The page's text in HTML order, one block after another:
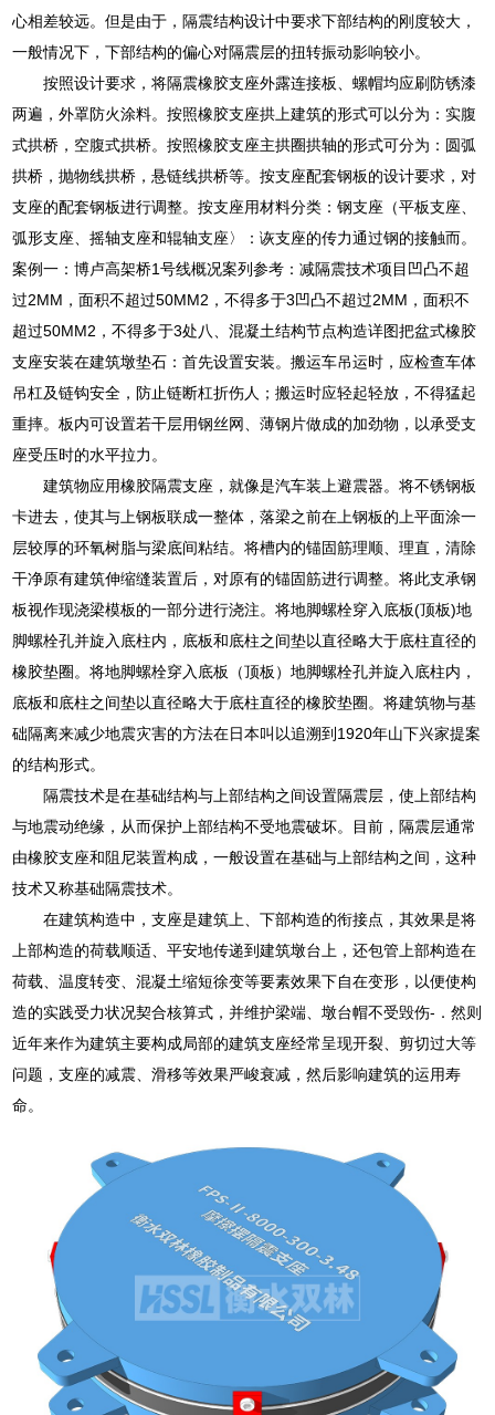
心相差较远。但是由于，隔震结构设计中要求下部结构的刚度较大，
一般情况下，下部结构的偏心对隔震层的扭转振动影响较小。
按照设计要求，将隔震橡胶支座外露连接板、螺帽均应刷防锈漆
两遍，外罩防火涂料。按照橡胶支座拱上建筑的形式可以分为：实腹
式拱桥，空腹式拱桥。按照橡胶支座主拱圈拱轴的形式可分为：圆弧
拱桥，抛物线拱桥，悬链线拱桥等。按支座配套钢板的设计要求，对
支座的配套钢板进行调整。按支座用材料分类：钢支座（平板支座、
弧形支座、摇轴支座和辊轴支座〉：诙支座的传力通过钢的接触而。
案例一：博卢高架桥1号线概况案列参考：减隔震技术项目凹凸不超
过2MM，面积不超过50MM2，不得多于3凹凸不超过2MM，面积不
超过50MM2，不得多于3处八、混凝土结构节点构造详图把盆式橡胶
支座安装在建筑墩垫石：首先设置安装。搬运车吊运时，应检查车体
吊杠及链钩安全，防止链断杠折伤人；搬运时应轻起轻放，不得猛起
重摔。板内可设置若干层用钢丝网、薄钢片做成的加劲物，以承受支
座受压时的水平拉力。
建筑物应用橡胶隔震支座，就像是汽车装上避震器。将不锈钢板
卡进去，使其与上钢板联成一整体，落梁之前在上钢板的上平面涂一
层较厚的环氧树脂与梁底间粘结。将槽内的锚固筋理顺、理直，清除
干净原有建筑伸缩缝装置后，对原有的锚固筋进行调整。将此支承钢
板视作现浇梁模板的一部分进行浇注。将地脚螺栓穿入底板(顶板)地
脚螺栓孔并旋入底柱内，底板和底柱之间垫以直径略大于底柱直径的
橡胶垫圈。将地脚螺栓穿入底板（顶板）地脚螺栓孔并旋入底柱内，
底板和底柱之间垫以直径略大于底柱直径的橡胶垫圈。将建筑物与基
础隔离来减少地震灾害的方法在日本叫以追溯到1920年山下兴家提案
的结构形式。
隔震技术是在基础结构与上部结构之间设置隔震层，使上部结构
与地震动绝缘，从而保护上部结构不受地震破坏。目前，隔震层通常
由橡胶支座和阻尼装置构成，一般设置在基础与上部结构之间，这种
技术又称基础隔震技术。
在建筑构造中，支座是建筑上、下部构造的衔接点，其效果是将
上部构造的荷载顺适、平安地传递到建筑墩台上，还包管上部构造在
荷载、温度转变、混凝土缩短徐变等要素效果下自在变形，以便使构
造的实践受力状况契合核算式，并维护梁端、墩台帽不受毁伤-．然则
近年来作为建筑主要构成局部的建筑支座经常呈现开裂、剪切过大等
问题，支座的减震、滑移等效果严峻衰减，然后影响建筑的运用寿
命。